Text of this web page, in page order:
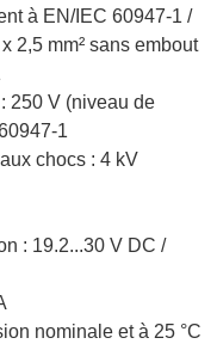
à EN/IEC 60947-1 /
2,5 mm² sans embout
250 V (niveau de
1
chocs : 4 kV
: 19.2...30 V DC /
nominale et à 25 °C